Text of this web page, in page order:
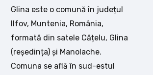
Glina este o comună în județul
Ilfov, Muntenia, România,
formată din satele Cățelu, Glina
(reședința) și Manolache.
Comuna se află în sud-estul